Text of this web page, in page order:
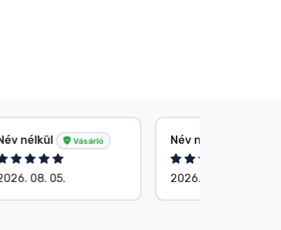
E. Hipságh
2026. 08. 06.